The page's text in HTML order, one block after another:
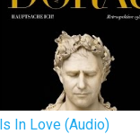
In Love (Audio)